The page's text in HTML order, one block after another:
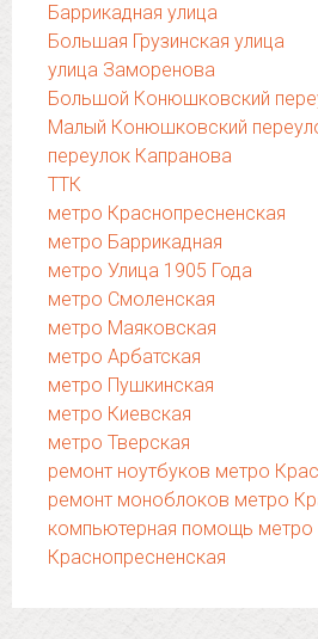
Баррикадная улица
Большая Грузинская улица
улица Заморенова
Большой Конюшковский
Малый Конюшковский
переулок Капранова
ТТК
метро Краснопресненская
метро Баррикадная
метро Улица 1905 Года
метро Смоленская
метро Маяковская
метро Арбатская
метро Пушкинская
метро Киевская
метро Тверская
ремонт ноутбуков метро
ремонт моноблоков метро
компьютерная помощь метро
Краснопресненская